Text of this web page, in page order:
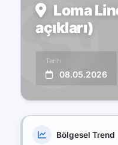
Loma
açıkları)
Tarih
08.05.2026
Bölgesel Trend